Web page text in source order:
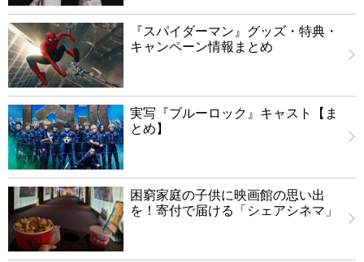
『スパイダーマン』グッズ・特典・
キャンペーン情報まとめ
実写『ブルーロック』キャスト【ま
とめ】
困窮家庭の子供に映画館の思い出
を！寄付で届ける「シェアシネマ」